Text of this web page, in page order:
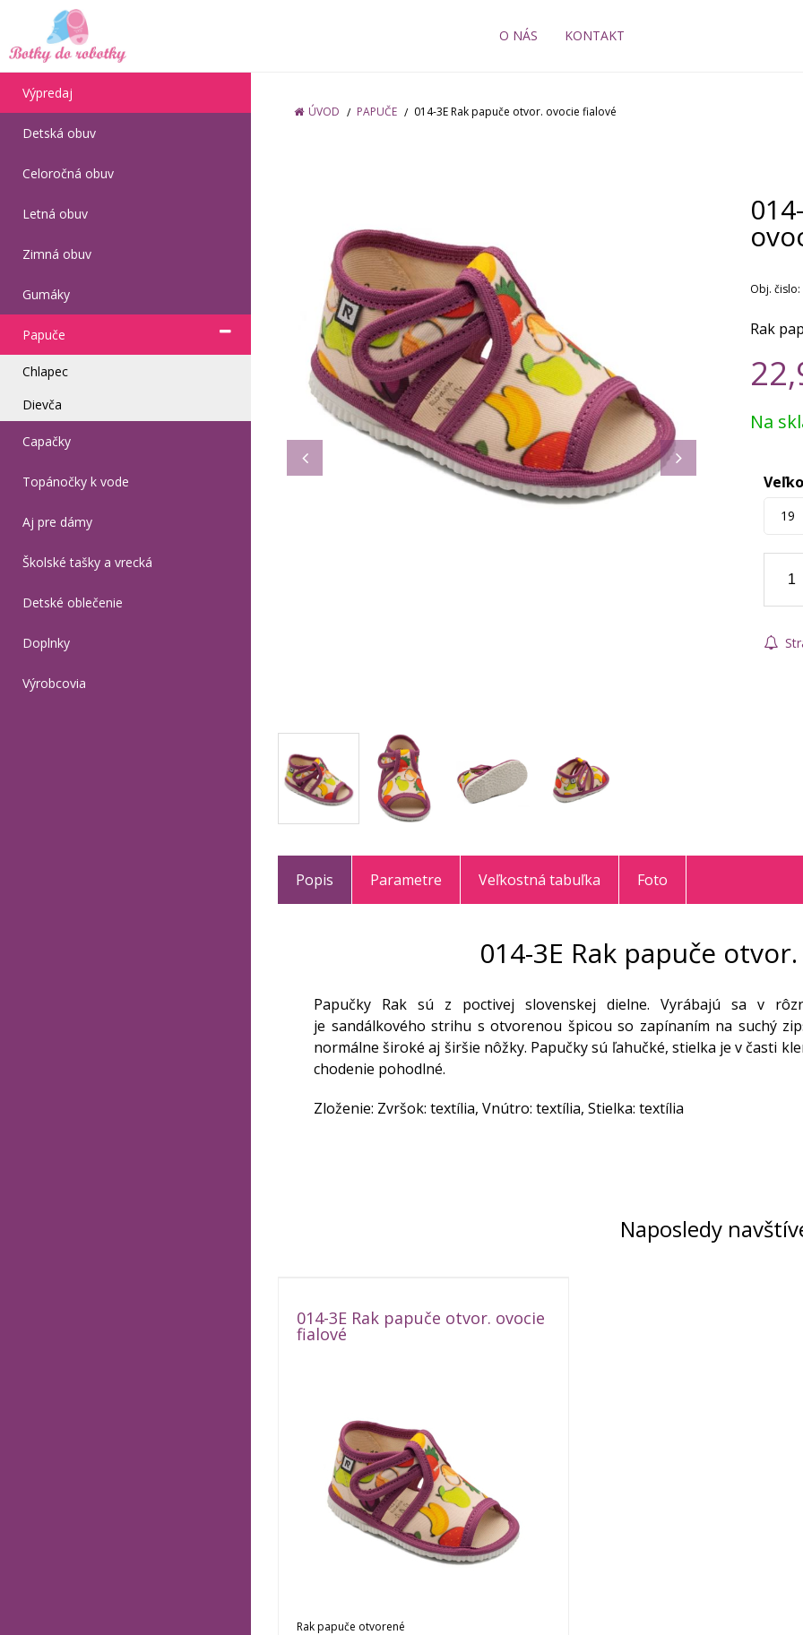
O NÁS KONTAKT
Výpredaj
Detská obuv
Celoročná obuv
Letná obuv
Zimná obuv
Gumáky
Papuče
Chlapec
Dievča
Capačky
Topánočky k vode
Aj pre dámy
Školské tašky a vrecká
Detské oblečenie
Doplnky
Výrobcovia
ÚVOD PAPUČE 014-3E Rak papuče otvor. ovocie fialové
Obj. čislo:
Rak
Na
19
Popis Parametre Veľkostná tabuľka Foto
014-3E Rak papuče
Papučky Rak sú z poctivej slovenskej dielne. Vyrábajú sa v
je sandálkového strihu s otvorenou špicou so zapínaním na suchý
normálne široké aj širšie nôžky. Papučky sú ľahučké, stielka je v časti
chodenie pohodlné.
Zloženie: Zvršok: textília, Vnútro: textília, Stielka: textília
Naposledy
014-3E Rak papuče otvor. ovocie
fialové
Rak papuče otvorené